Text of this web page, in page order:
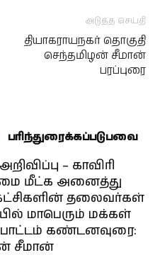
அடுத்த செய்தி
தியாகராயநகர் தொகுதி
செந்தமிழன் சீமான்
பரப்புரை
பரிந்துரைக்கப்படுபவை
– காவிரி
மீட்க அனைத்து
தலைவர்கள்
மாபெரும் மக்கள்
கண்டனவுரை:
சீமான்